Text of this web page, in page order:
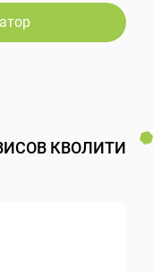
КВОЛИТИ